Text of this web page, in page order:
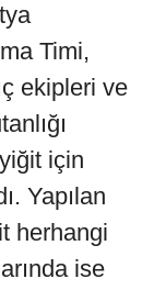
Timi,
ekipleri ve
için
Yapılan
herhangi
ise